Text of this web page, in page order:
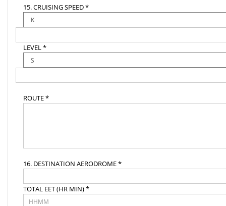
15. CRUISING SPEED *
LEVEL *
ROUTE *
16. DESTINATION AERODROME *
TOTAL EET (HR MIN) *